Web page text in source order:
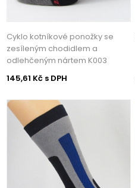
Cyklo kotníkové ponožky se
zesíleným chodidlem a
odlehčeným nártem K003
145,61 Kč s DPH